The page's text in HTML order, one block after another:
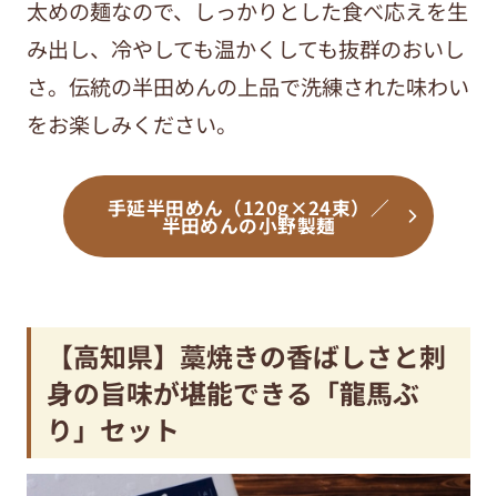
太めの麺なので、しっかりとした食べ応えを生
み出し、冷やしても温かくしても抜群のおいし
さ。伝統の半田めんの上品で洗練された味わい
をお楽しみください。
手延半田めん（120g×24束）／
半田めんの小野製麺
【高知県】藁焼きの香ばしさと刺
身の旨味が堪能できる「龍馬ぶ
り」セット